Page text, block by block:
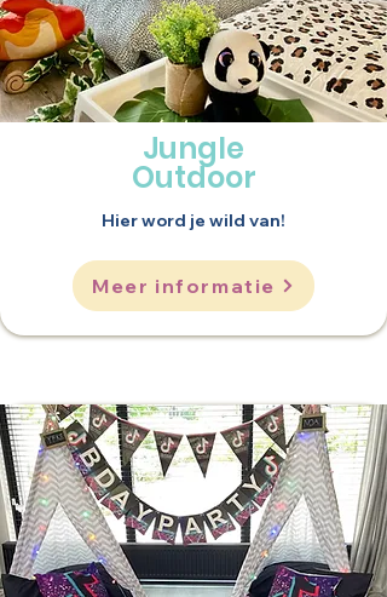
Jungle
Outdoor
Hier word je wild van!
Meer informatie